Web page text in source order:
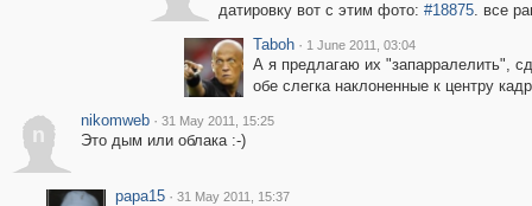
датировку вот с этим фото: #18875. все
Taboh · 1 June 2011, 03:04
А я предлагаю их "запарралелить",
обе слегка наклоненные к центру
n
nikomweb · 31 May 2011, 15:25
Это дым или облака :-)
papa15 · 31 May 2011, 15:37